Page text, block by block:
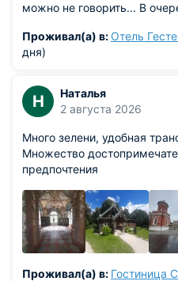
можно не говорить... В
Проживал(а) в: Отель
дня)
Н
Наталья
2 августа 2026
Много зелени, удобная
Множество
предпочтения
Проживал(а) в: Гостиница